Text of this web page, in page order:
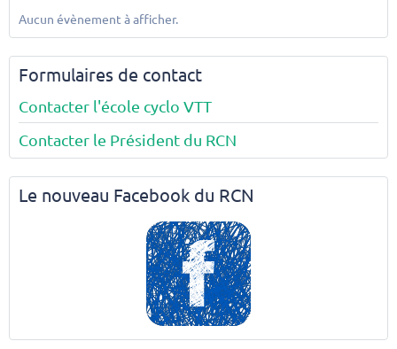
Aucun évènement à afficher.
Formulaires de contact
Contacter l'école cyclo VTT
Contacter le Président du RCN
Le nouveau Facebook du RCN